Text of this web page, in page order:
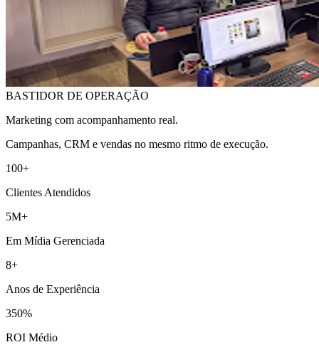
BASTIDOR DE OPERAÇÃO
Marketing com acompanhamento real.
Campanhas, CRM e vendas no mesmo ritmo de execução.
100+
Clientes Atendidos
5M+
Em Mídia Gerenciada
8+
Anos de Experiência
350%
ROI Médio